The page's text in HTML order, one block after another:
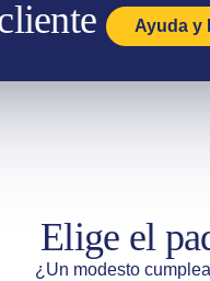
Ayuda y
Elige el
¿Un modesto